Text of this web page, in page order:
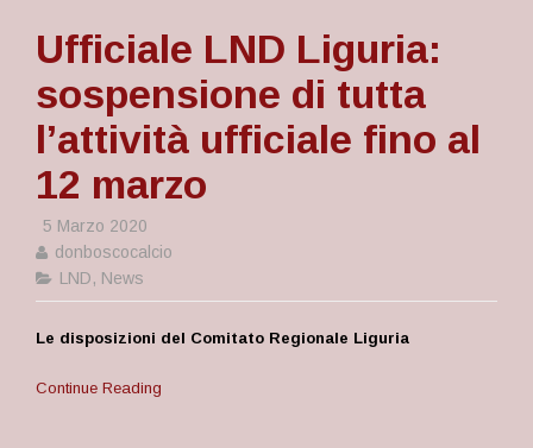
Ufficiale LND Liguria:
sospensione di tutta
l’attività ufficiale fino al
12 marzo
5 Marzo 2020
donboscocalcio
LND, News
Le disposizioni del Comitato Regionale Liguria
Continue Reading